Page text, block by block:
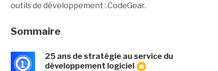
outils de développement : CodeGear.
Sommaire
1
25 ans de stratégie au service du
développement logiciel